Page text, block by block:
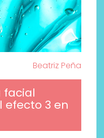
Beatriz Peña
facial
3 en